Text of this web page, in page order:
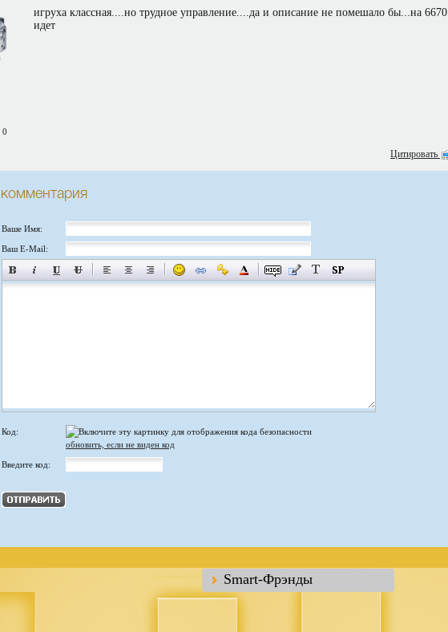
0
игруха классная....но трудное управление....да и описание не помешало бы...на 6670
идет
Цитировать
Ваше Имя:
Ваш E-Mail:
Код:
обновить, если не виден код
Введите код:
Smart-Фрэнды